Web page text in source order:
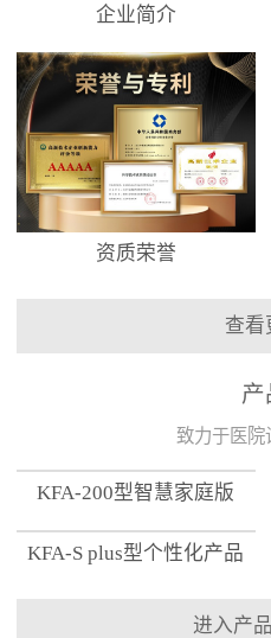
企业简介
资质荣誉
查看
产
致力于医院
KFA-200型智慧家庭版
KFA-S plus型个性化产品
进入产